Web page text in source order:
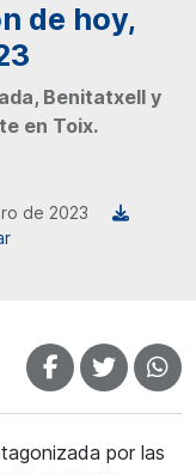
de hoy,
Benitatxell y
en Toix.
de 2023
por las